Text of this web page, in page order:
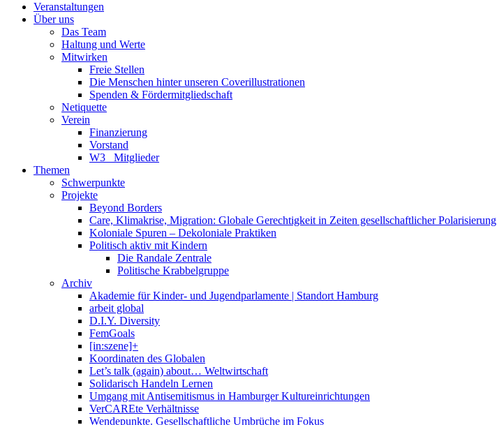
Veranstaltungen
Über uns
Das Team
Haltung und Werte
Mitwirken
Freie Stellen
Die Menschen hinter unseren Coverillustrationen
Spenden & Fördermitgliedschaft
Netiquette
Verein
Finanzierung
Vorstand
W3_ Mitglieder
Themen
Schwerpunkte
Projekte
Beyond Borders
Care, Klimakrise, Migration: Globale Gerechtigkeit in Zeiten gesellschaftlicher Polarisierung
Koloniale Spuren – Dekoloniale Praktiken
Politisch aktiv mit Kindern
Die Randale Zentrale
Politische Krabbelgruppe
Archiv
Akademie für Kinder- und Jugendparlamente | Standort Hamburg
arbeit global
D.I.Y. Diversity
FemGoals
[in:szene]+
Koordinaten des Globalen
Let’s talk (again) about… Weltwirtschaft
Solidarisch Handeln Lernen
Umgang mit Antisemitismus in Hamburger Kultureinrichtungen
VerCAREte Verhältnisse
Wendepunkte. Gesellschaftliche Umbrüche im Fokus